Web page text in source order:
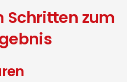
Schritten zum